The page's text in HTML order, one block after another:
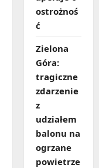
ostrożnoś
ć
Zielona
Góra:
tragiczne
zdarzenie
z
udziałem
balonu na
ogrzane
powietrze